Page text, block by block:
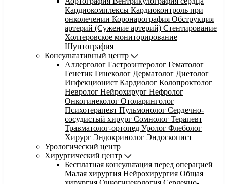
Кардиокомплексы Кардиоконтроль при
онколечении Коронарография Обструкция
артерий (Сужение артерий) Стентирование
Холтеровское мониторирование
Шунтография
Консультативный центр
Аллерголог Гастроэнтеролог Гематолог
Генетик Гинеколог Дерматолог Диетолог
Инфекционист Кардиолог Колопроктолог
Невролог Нейрохирург Нефролог
Онкогинеколог Отоларинголог
Психотерапевт Пульмонолог Сердечно-
сосудистый хирург Сомнолог Терапевт
Травматолог-ортопед Уролог Флеболог
Хирург Эндокринолог Эндоскопист
Урологический центр
Хирургический центр
Бесплатная консультация перед операцией
Малая хирургия Нейрохирургия Общая